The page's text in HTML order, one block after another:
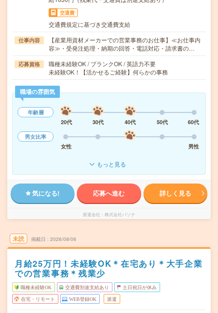
交通費
交通費規定に基づき交通費支給
仕事内容
【産業用資材メーカーでの営業事務のお仕事】≪お仕事内
容≫・受発注処理・納期の回答・電話対応・請求書の…
応募資格
職種未経験OK / ブランクOK / 英語力不要
未経験OK！【活かせるご経験】何らかの事務
職場の雰囲気
年齢層
20代
30代 40代 50代
60代
男女比率
女性
男性
もっと見る
気になる! 応募へ進む 詳しく見る
派遣会社 株式会社パソナ
未読 掲載日 2026/08/06
月給25万円！未経験OK＊在宅あり＊大手企業
での営業事務＊残業少
職種未経験OK 交通費別途支給あり 土日祝日が休み
在宅・リモート WEB登録OK 派遣